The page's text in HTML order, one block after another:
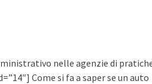
nelle agenzie di
Come si fa a saper se un auto